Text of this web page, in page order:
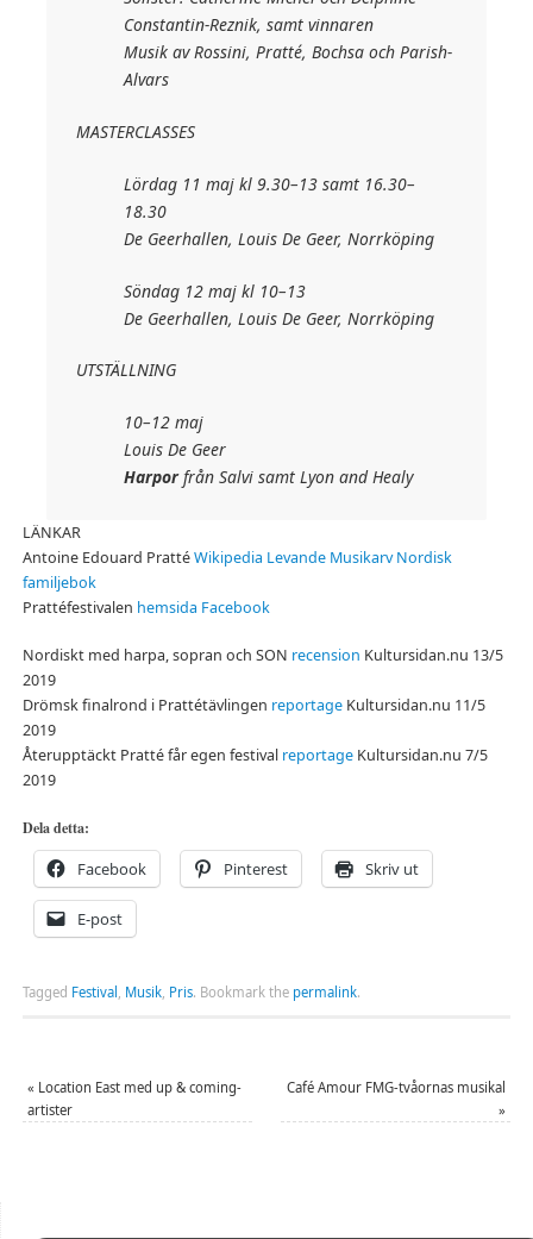
Constantin-Reznik, samt vinnaren
Musik av Rossini, Pratté, Bochsa och Parish-
Alvars
MASTERCLASSES
Lördag 11 maj kl 9.30–13 samt 16.30–
18.30
De Geerhallen, Louis De Geer, Norrköping
Söndag 12 maj kl 10–13
De Geerhallen, Louis De Geer, Norrköping
UTSTÄLLNING
10–12 maj
Louis De Geer
Harporfrån Salvi samt Lyon and Healy
LÄNKAR
Antoine Edouard PrattéWikipedia Levande Musikarv Nordisk
familjebok
Prattéfestivalen hemsida Facebook
Nordiskt med harpa, sopran och SON recension Kultursidan.nu 13/5
2019
Drömsk finalrond i Prattétävlingen reportageKultursidan.nu 11/5
2019
Återupptäckt Pratté får egen festival reportageKultursidan.nu 7/5
2019
Dela detta:
Facebook Pinterest Skriv ut
E-post
Tagged Festival , Musik, Pris. Bookmark the permalink.
« Location East med up & coming-
artister
Café Amour FMG-tvåornas musikal
»